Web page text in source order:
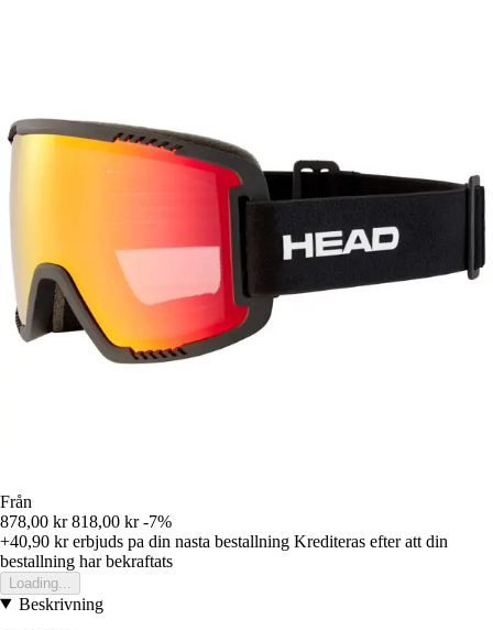
Från
878,00 kr 818,00 kr -7%
+40,90 krerbjuds pa din nasta bestallning Krediteras efter att din
bestallning har bekraftats
Loading...
Beskrivning